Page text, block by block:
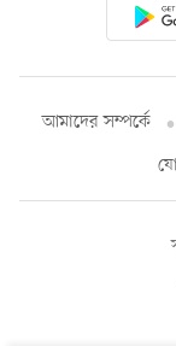
আমাদের সম্পর্কে